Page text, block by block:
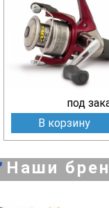
под
В корзину
Наши